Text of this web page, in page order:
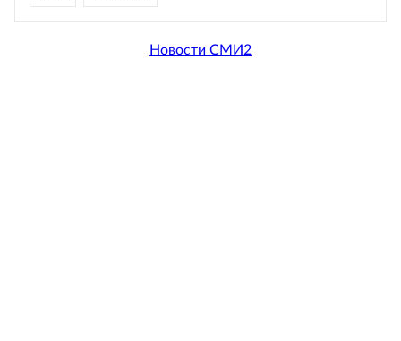
Новости СМИ2